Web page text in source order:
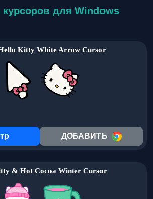
для Windows
Kitty White Arrow Cursor
ДОБАВИТЬ
& Hot Cocoa Winter Cursor